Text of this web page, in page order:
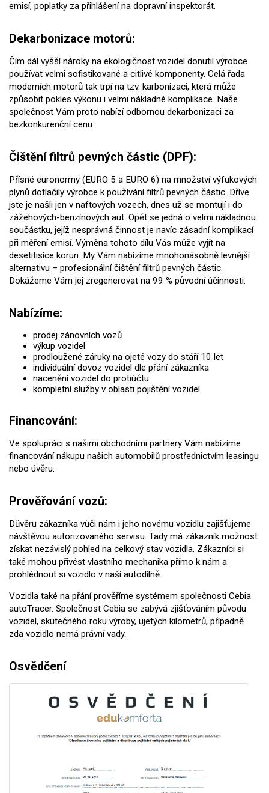
emisí, poplatky za přihlášení na dopravní inspektorát.
Dekarbonizace motorů:
Čím dál vyšší nároky na ekologičnost vozidel donutil výrobce
používat velmi sofistikované a citlivé komponenty. Celá řada
moderních motorů tak trpí na tzv. karbonizaci, která může
způsobit pokles výkonu i velmi nákladné komplikace. Naše
společnost Vám proto nabízí odbornou dekarbonizaci za
bezkonkurenční cenu.
Čištění filtrů pevných částic (DPF):
Přísné euronormy (EURO 5 a EURO 6) na množství výfukových
plynů dotlačily výrobce k používání filtrů pevných částic. Dříve
jste je našli jen v naftových vozech, dnes už se montují i do
zážehových-benzínových aut. Opět se jedná o velmi nákladnou
součástku, jejíž nesprávná činnost je navíc zásadní komplikací
při měření emisí. Výměna tohoto dílu Vás může vyjít na
desetitisíce korun. My Vám nabízíme mnohonásobně levnější
alternativu – profesionální čištění filtrů pevných částic.
Dokážeme Vám jej zregenerovat na 99 % původní účinnosti.
Nabízíme:
prodej zánovních vozů
výkup vozidel
prodloužené záruky na ojeté vozy do stáří 10 let
individuální dovoz vozidel dle přání zákazníka
nacenění vozidel do protiúčtu
kompletní služby v oblasti pojištění vozidel
Financování:
Ve spolupráci s našimi obchodními partnery Vám nabízíme
financování nákupu našich automobilů prostřednictvím leasingu
nebo úvěru.
Prověřování vozů:
Důvěru zákazníka vůči nám i jeho novému vozidlu zajišťujeme
návštěvou autorizovaného servisu. Tady má zákazník možnost
získat nezávislý pohled na celkový stav vozidla. Zákazníci si
také mohou přivést vlastního mechanika přímo k nám a
prohlédnout si vozidlo v naší autodílně.
Vozidla také na přání prověříme systémem společnosti Cebia
autoTracer. Společnost Cebia se zabývá zjišťováním původu
vozidel, skutečného roku výroby, ujetých kilometrů, případně
zda vozidlo nemá právní vady.
Osvědčení